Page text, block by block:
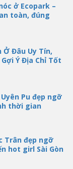
ở Ecopark –
toàn, đúng
Ở Đâu Uy Tín,
Ý Địa Chỉ Tốt
Pu đẹp ngỡ
thời gian
Trân đẹp ngỡ
hot girl Sài Gòn